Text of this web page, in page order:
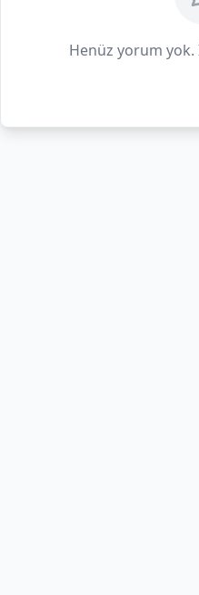
Henüz yorum yok.